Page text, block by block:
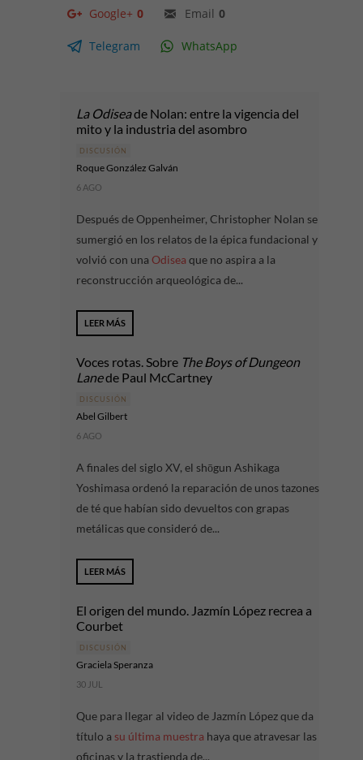
Google+ 0 Email 0
Telegram WhatsApp
La Odiseade Nolan: entre la vigencia del
mito y la industria del asombro
DISCUSIÓN
Roque González Galván
6 AGO
Después de Oppenheimer, Christopher Nolan se
sumergió en los relatos de la épica fundacional y
volvió con una Odisea que no aspira a la
reconstrucción arqueológica de...
LEER MÁS
Voces rotas. Sobre The Boys of Dungeon
Lanede Paul McCartney
DISCUSIÓN
Abel Gilbert
6 AGO
A finales del siglo XV, el shōgun Ashikaga
Yoshimasa ordenó la reparación de unos tazones
de té que habían sido devueltos con grapas
metálicas que consideró de...
LEER MÁS
El origen del mundo. Jazmín López recrea a
Courbet
DISCUSIÓN
Graciela Speranza
30 JUL
Que para llegar al video de Jazmín López que da
título a su última muestra haya que atravesar las
oficinas y la trastienda de...